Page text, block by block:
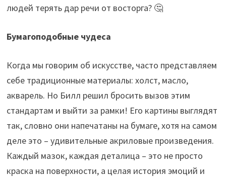
людей терять дар речи от восторга? 🤔
Бумагоподобные чудеса
Когда мы говорим об искусстве, часто представляем
себе традиционные материалы: холст, масло,
акварель. Но Билл решил бросить вызов этим
стандартам и выйти за рамки! Его картины выглядят
так, словно они напечатаны на бумаге, хотя на самом
деле это – удивительные акриловые произведения.
Каждый мазок, каждая деталица – это не просто
краска на поверхности, а целая история эмоций и